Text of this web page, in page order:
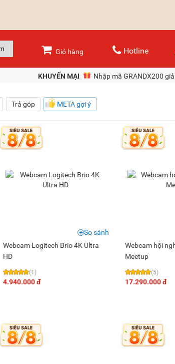
Giỏ hàng Hotline
KHUYẾN MẠI Nhập mã GRANDX200
Trả góp META gợi ý
Webcam Logitech Brio 4K Ultra
HD
(1)
4.940.000 đ
So sánh
Webcam hội
Meetup
(5)
17.290.000 đ